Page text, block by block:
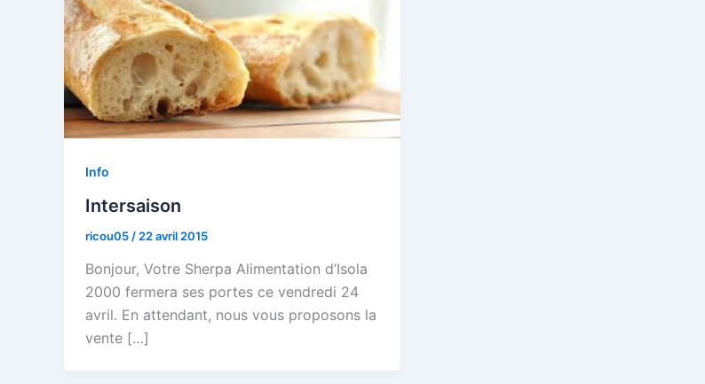
Info
Intersaison
ricou05 / 22 avril 2015
Bonjour, Votre Sherpa Alimentation d’Isola
2000 fermera ses portes ce vendredi 24
avril. En attendant, nous vous proposons la
vente […]